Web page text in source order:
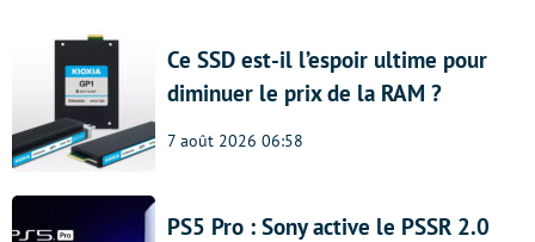
Ce SSD est-il l’espoir ultime pour
diminuer le prix de la RAM ?
7 août 2026 06:58
PS5 Pro : Sony active le PSSR 2.0